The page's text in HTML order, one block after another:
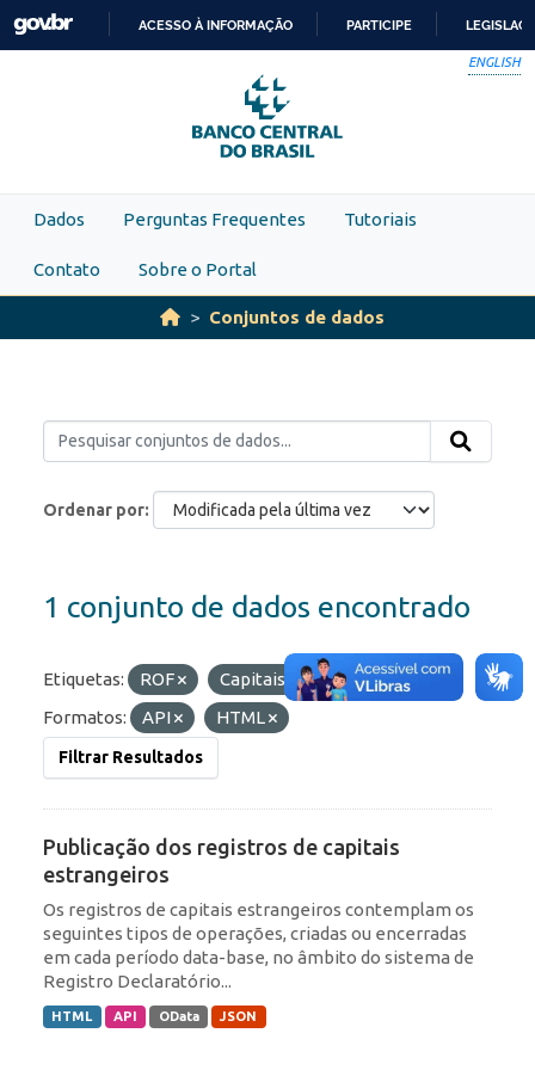
Skip to main content
PARA
O
CONTEÚDO
ACESSO À INFORMAÇÃO PARTICIPE
ENGLISH
Dados Perguntas Frequentes Tutoriais
Contato Sobre o Portal
Conjuntos de dados
Ordenar por
1 conjunto de dados encontrado
Etiquetas: ROF
Capitais Estrangeiros
Formatos:
API HTML
Filtrar Resultados
Publicação dos registros de capitais
estrangeiros
Os registros de capitais estrangeiros contemplam os
seguintes tipos de operações, criadas ou encerradas
em cada período data-base, no âmbito do sistema de
Registro Declaratório...
HTML API OData JSON